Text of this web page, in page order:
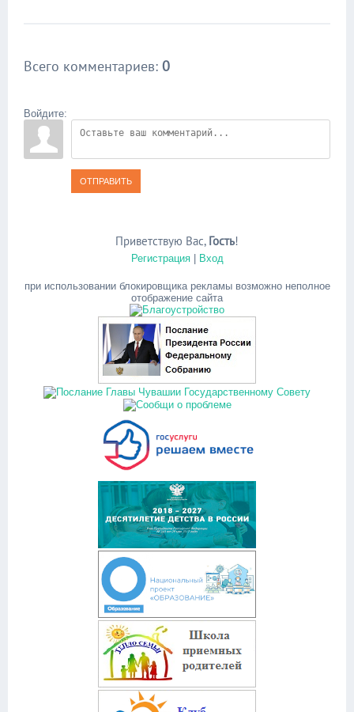
Всего комментариев: 0
Войдите:
ОТПРАВИТЬ
Приветствую Вас, Гость!
Регистрация| Вход
при использовании блокировщика рекламы возможно неполное
отображение сайта